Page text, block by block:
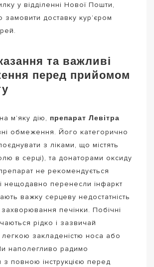
у відділенні Нової Пошти,
замовити доставку кур’єром
та важливі
перед прийомом
м’яку дію, препарат Левітра
обмеження. Його категорично
з ліками, що містять
в серці), та донаторами оксиду
не рекомендується
нещодавно перенесли інфаркт
важку серцеву недостатність
печінки. Побічні
рідко і зазвичай
закладеністю носа або
наполегливо радимо
з повною інструкцією перед